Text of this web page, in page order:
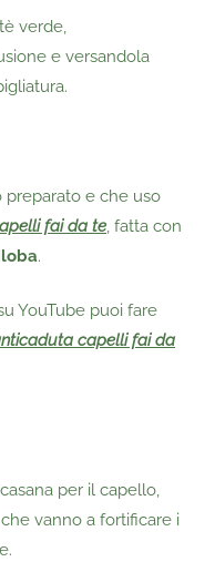
verde,
e versandola
e che uso
fai da te, fatta con
.
YouTube puoi fare
capelli fai da
per il capello,
che vanno a fortificare i